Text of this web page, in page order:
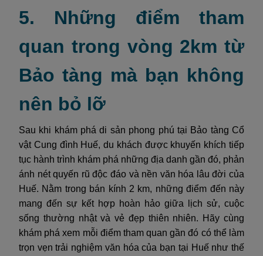
5. Những điểm tham
quan trong vòng 2km từ
Bảo tàng mà bạn không
nên bỏ lỡ
Sau khi khám phá di sản phong phú tại Bảo tàng Cổ
vật Cung đình Huế, du khách được khuyến khích tiếp
tục hành trình khám phá những địa danh gần đó, phản
ánh nét quyến rũ độc đáo và nền văn hóa lâu đời của
Huế. Nằm trong bán kính 2 km, những điểm đến này
mang đến sự kết hợp hoàn hảo giữa lịch sử, cuộc
sống thường nhật và vẻ đẹp thiên nhiên. Hãy cùng
khám phá xem mỗi điểm tham quan gần đó có thể làm
trọn vẹn trải nghiệm văn hóa của bạn tại Huế như thế